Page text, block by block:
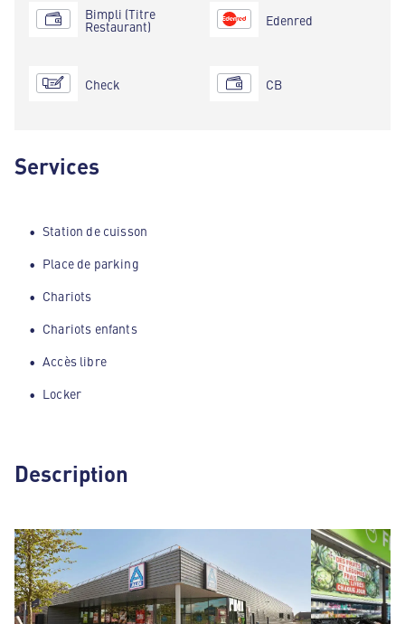
Bimpli (Titre
Restaurant)
Check
Edenred
CB
Services
Station de cuisson
Place de parking
Chariots
Chariots enfants
Accès libre
Locker
Description